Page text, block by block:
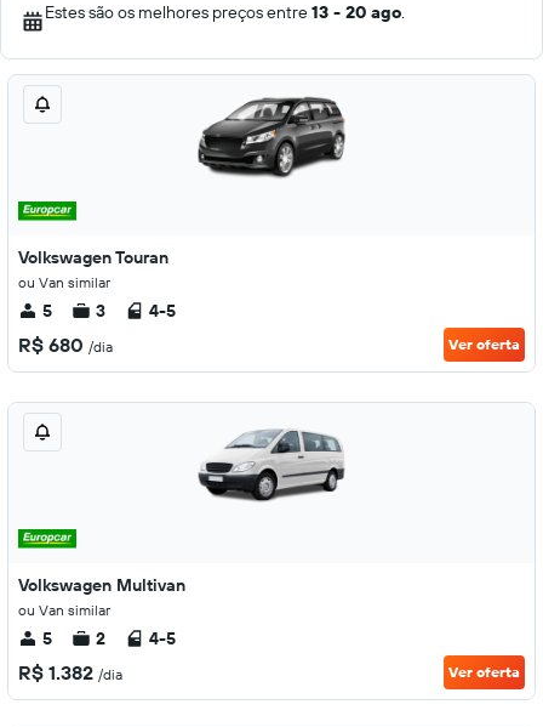
Estes são os melhores preços entre13 - 20 ago.
Volkswagen Touran
ou Van similar
5 3 4-5
R$ 680 /dia Ver oferta
Volkswagen Multivan
ou Van similar
5 2 4-5
R$ 1.382 /dia Ver oferta